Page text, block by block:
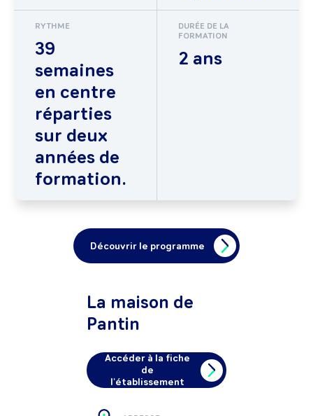
RYTHME
39
semaines
en centre
réparties
sur deux
années de
formation.
DURÉE DE LA
FORMATION
2 ans
Découvrir le programme
La maison de
Pantin
Accéder à la fiche
de
l'établissement